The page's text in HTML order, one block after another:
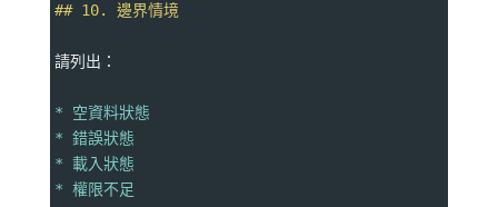
## 10. 邊界情境
請列出：
* 空資料狀態
* 錯誤狀態
* 載入狀態
* 權限不足